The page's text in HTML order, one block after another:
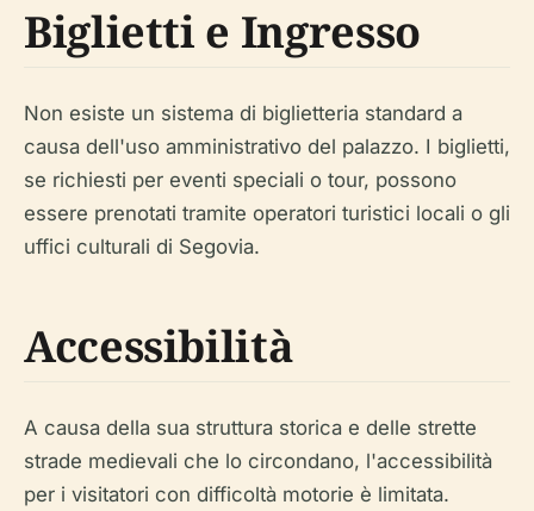
Biglietti e Ingresso
Non esiste un sistema di biglietteria standard a
causa dell'uso amministrativo del palazzo. I biglietti,
se richiesti per eventi speciali o tour, possono
essere prenotati tramite operatori turistici locali o gli
uffici culturali di Segovia.
Accessibilità
A causa della sua struttura storica e delle strette
strade medievali che lo circondano, l'accessibilità
per i visitatori con difficoltà motorie è limitata.